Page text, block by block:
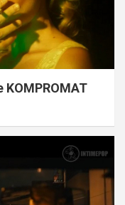
KOMPROMAT